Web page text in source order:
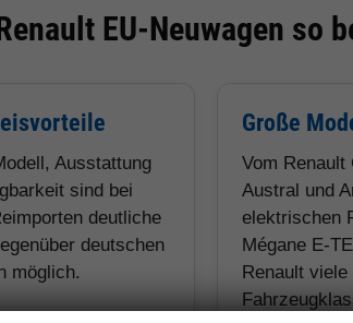
EU-Neuwagen so
Ausstattung
sind bei
deutliche
deutschen
möglich.
Große
Vom Renault
Austral und
elektrischen
Mégane E-
Renault viele